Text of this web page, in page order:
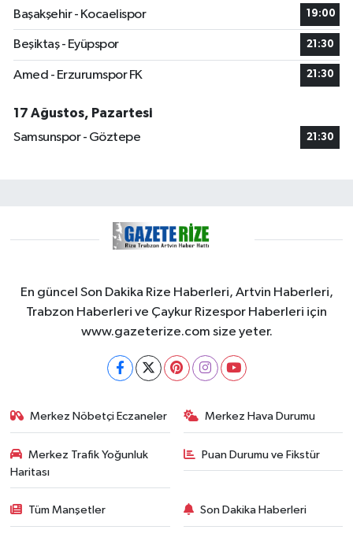
Başakşehir - Kocaelispor
19:00
Beşiktaş - Eyüpspor 21:30
Amed - Erzurumspor FK 21:30
17 Ağustos, Pazartesi
Samsunspor - Göztepe
21:30
En güncel Son Dakika Rize Haberleri, Artvin Haberleri,
Trabzon Haberleri ve Çaykur Rizespor Haberleri için
www.gazeterize.com size yeter.
Merkez Nöbetçi Eczaneler Merkez Hava Durumu
Merkez Trafik Yoğunluk
Haritası
Puan Durumu ve Fikstür
Tüm Manşetler Son Dakika Haberleri